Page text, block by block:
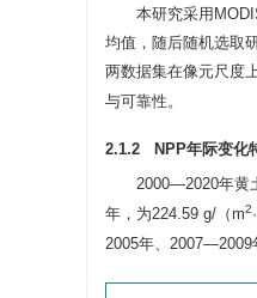
本研究采用
均值，随后随机选取
两数据集在像元尺度
与可靠性。
2.1.2 NPP年际变化
2000—2020年黄
年，为224.59 g/（m2
2005年、2007—2009